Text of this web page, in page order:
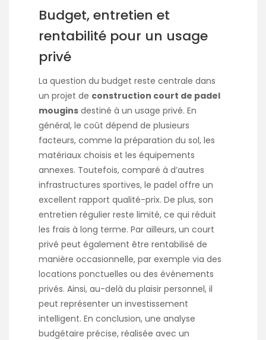
Budget, entretien et
rentabilité pour un usage
privé
La question du budget reste centrale dans
un projet de construction court de padel
mougins destiné à un usage privé. En
général, le coût dépend de plusieurs
facteurs, comme la préparation du sol, les
matériaux choisis et les équipements
annexes. Toutefois, comparé à d’autres
infrastructures sportives, le padel offre un
excellent rapport qualité-prix. De plus, son
entretien régulier reste limité, ce qui réduit
les frais à long terme. Par ailleurs, un court
privé peut également être rentabilisé de
manière occasionnelle, par exemple via des
locations ponctuelles ou des événements
privés. Ainsi, au-delà du plaisir personnel, il
peut représenter un investissement
intelligent. En conclusion, une analyse
budgétaire précise, réalisée avec un